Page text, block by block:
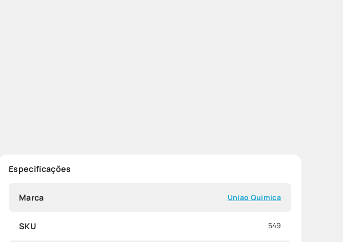
Especificações
Marca Uniao Quimica
SKU 549